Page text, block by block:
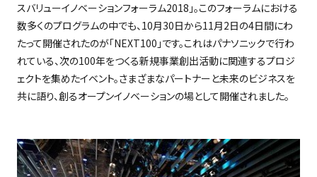
スバリューイノベーションフォーラム2018 」。このフォーラムにおける
数多くのプログラムの中でも、10月30日から11月2日の4日間にわ
たって開催されたのが「NEXT100 」です。これはパナソニックで行わ
れている、次の100年をつくる新規事業創出活動に関連するプロジ
ェクトを集めたイベント。さまざまなパートナーと未来のビジネスを
共に語り、創るオープンイノベーションの場として開催されました。